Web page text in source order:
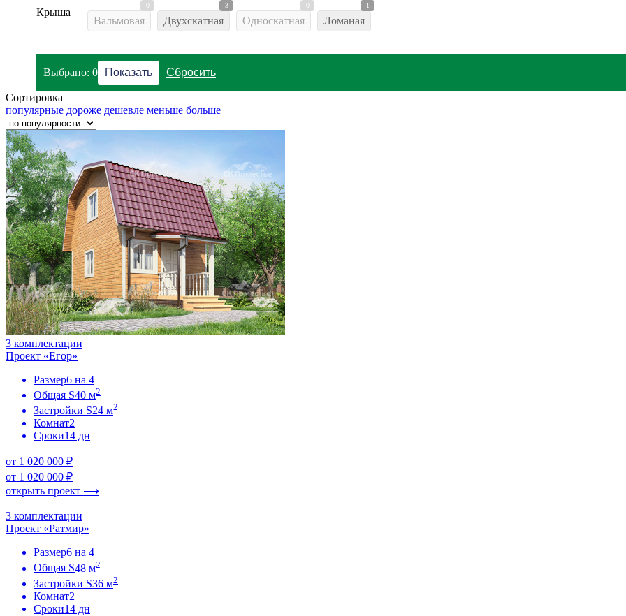
Крыша
Вальмовая Двухскатная
3
Односкатная Ломаная
1
Выбрано: 0
Сортировка
популярные дороже дешевле меньше больше
3 комплектации
Проект «Егор»
Размер6 на 4
Общая S40 м2
Застройки S24 м2
Комнат2
Сроки14 дн
от 1 020 000 ₽
от 1 020 000 ₽
открыть проект ⟶
3 комплектации
Проект «Ратмир»
Размер6 на 4
Общая S48 м2
Застройки S36 м2
Комнат2
Сроки14 дн